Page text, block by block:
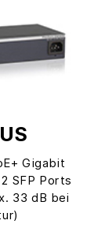
Gigabit
SFP Ports
33 dB bei